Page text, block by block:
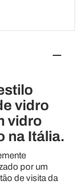
vidro
vidro
na Itália.
por um
de visita da